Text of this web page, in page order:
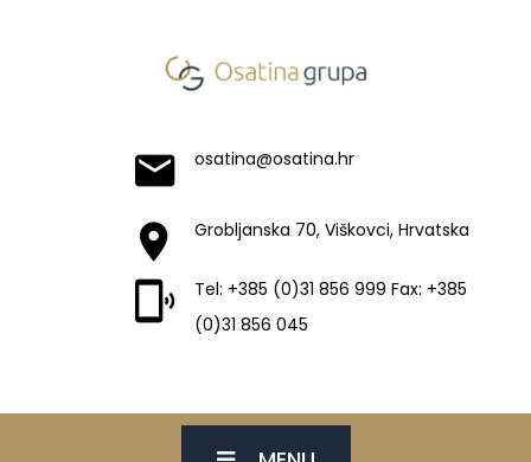
osatina@osatina.hr
Grobljanska 70, Viškovci, Hrvatska
Tel: +385 (0)31 856 999 Fax: +385
(0)31 856 045